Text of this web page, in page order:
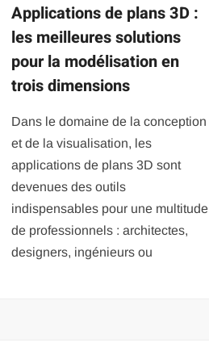
Applications de plans 3D :
les meilleures solutions
pour la modélisation en
trois dimensions
Dans le domaine de la conception
et de la visualisation, les
applications de plans 3D sont
devenues des outils
indispensables pour une multitude
de professionnels : architectes,
designers, ingénieurs ou